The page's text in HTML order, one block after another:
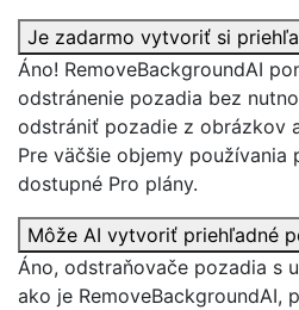
Je zadarmo vytvoriť si
Áno! RemoveBackgroundAI
odstránenie pozadia bez
odstrániť pozadie z obrázkov
Pre väčšie objemy používania
dostupné Pro plány.
Môže AI vytvoriť priehľadné
Áno, odstraňovače pozadia s
ako je RemoveBackgroundAI,